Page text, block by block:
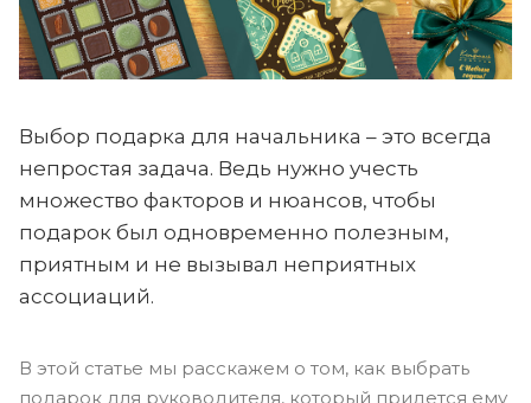
Выбор подарка для начальника – это всегда
непростая задача. Ведь нужно учесть
множество факторов и нюансов, чтобы
подарок был одновременно полезным,
приятным и не вызывал неприятных
ассоциаций.
В этой статье мы расскажем о том, как выбрать
подарок для руководителя, который придется ему